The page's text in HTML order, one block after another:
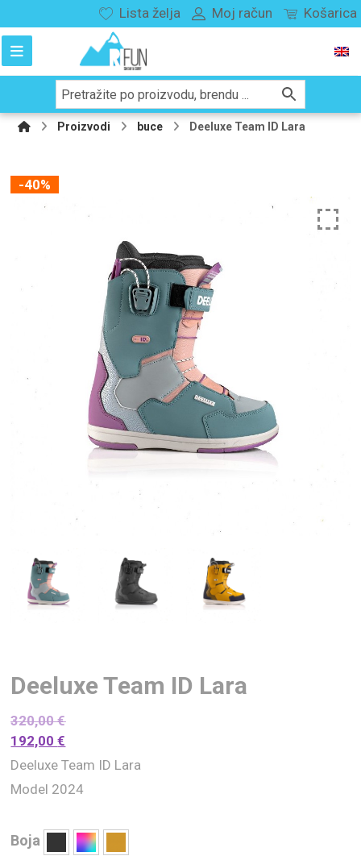
Lista želja Moj račun Košarica
Proizvodi buce Deeluxe Team ID Lara
-40%
Deeluxe Team ID Lara
320,00€
192,00€
Deeluxe Team ID Lara
Model 2024
Boja